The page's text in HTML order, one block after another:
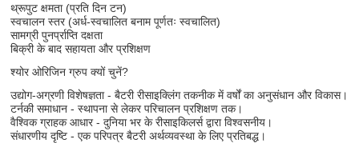
थ्रूपुट क्षमता (प्रति दिन टन)
स्वचालन स्तर (अर्ध-स्वचालित बनाम पूर्णतः स्वचालित)
सामग्री पुनर्प्राप्ति दक्षता
बिक्री के बाद सहायता और प्रशिक्षण
श्योर ओरिजिन ग्रुप क्यों चुनें?
उद्योग-अग्रणी विशेषज्ञता - बैटरी रीसाइक्लिंग तकनीक में वर्षों का अनुसंधान और विकास।
टर्नकी समाधान - स्थापना से लेकर परिचालन प्रशिक्षण तक।
वैश्विक ग्राहक आधार - दुनिया भर के रीसाइकिलर्स द्वारा विश्वसनीय।
संधारणीय दृष्टि - एक परिपत्र बैटरी अर्थव्यवस्था के लिए प्रतिबद्ध।